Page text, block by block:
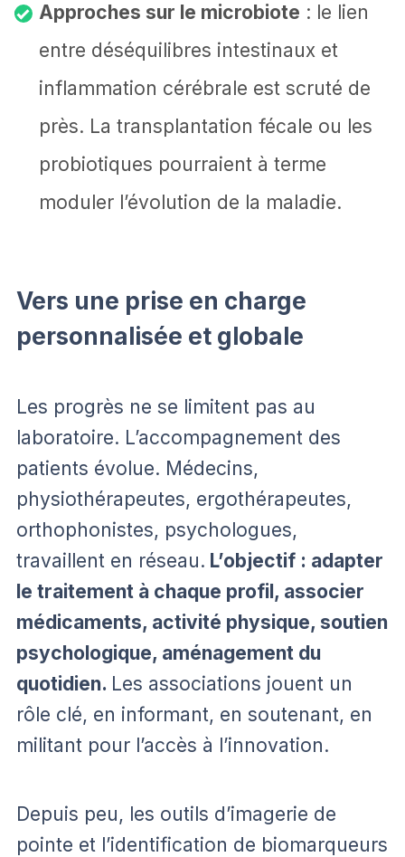
Approches sur le microbiote : le lien
entre déséquilibres intestinaux et
inflammation cérébrale est scruté de
près. La transplantation fécale ou les
probiotiques pourraient à terme
moduler l’évolution de la maladie.
Vers une prise en charge
personnalisée et globale
Les progrès ne se limitent pas au
laboratoire. L’accompagnement des
patients évolue. Médecins,
physiothérapeutes, ergothérapeutes,
orthophonistes, psychologues,
travaillent en réseau. L’objectif : adapter
le traitement à chaque profil, associer
médicaments, activité physique, soutien
psychologique, aménagement du
quotidien. Les associations jouent un
rôle clé, en informant, en soutenant, en
militant pour l’accès à l’innovation.
Depuis peu, les outils d’imagerie de
pointe et l’identification de biomarqueurs